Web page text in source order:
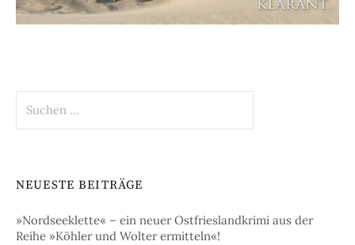
nach:
NEUESTE BEITRÄGE
»Nordseeklette« – ein neuer Ostfrieslandkrimi aus der
Reihe »Köhler und Wolter ermitteln«!